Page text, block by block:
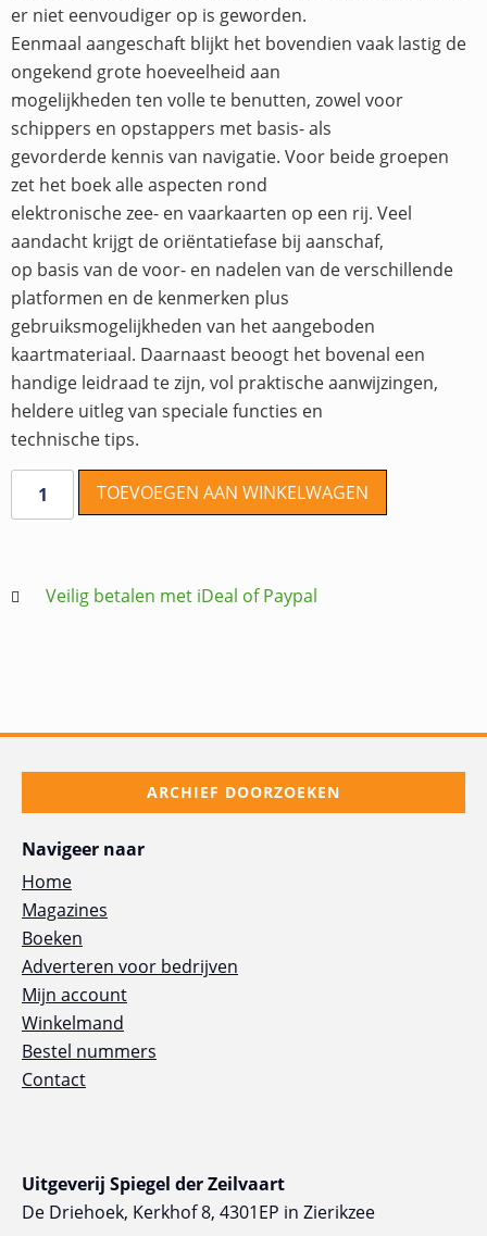
er niet eenvoudiger op is geworden.
Eenmaal aangeschaft blijkt het bovendien vaak lastig de
ongekend grote hoeveelheid aan
mogelijkheden ten volle te benutten, zowel voor
schippers en opstappers met basis- als
gevorderde kennis van navigatie. Voor beide groepen
zet het boek alle aspecten rond
elektronische zee- en vaarkaarten op een rij. Veel
aandacht krijgt de oriëntatiefase bij aanschaf,
op basis van de voor- en nadelen van de verschillende
platformen en de kenmerken plus
gebruiksmogelijkheden van het aangeboden
kaartmateriaal. Daarnaast beoogt het bovenal een
handige leidraad te zijn, vol praktische aanwijzingen,
heldere uitleg van speciale functies en
technische tips.
TOEVOEGEN AAN WINKELWAGEN
Veilig betalen met iDeal of Paypal
Uitgeverij Spiegel der Zeilvaart
De Driehoek, Kerkhof 8, 4301EP in Zierikzee
ARCHIEF DOORZOEKEN
Navigeer naar
Home
Magazines
Boeken
Adverteren voor bedrijven
Mijn account
Winkelmand
Bestel nummers
Contact